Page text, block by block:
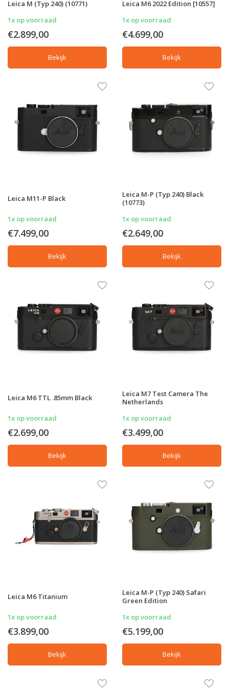
Leica M (Typ 240) (10771)
1x op voorraad
€2.899,00
Bekijk
Leica M6 2022 Edition [10557]
1x op voorraad
€4.699,00
Bekijk
Leica M11-P Black
1x op voorraad
€7.499,00
Bekijk
Leica M-P (Typ 240) Black
(10773)
1x op voorraad
€2.649,00
Bekijk
Leica M6 TTL .85mm Black
1x op voorraad
€2.699,00
Bekijk
Leica M7 Test Camera The
Netherlands
1x op voorraad
€3.499,00
Bekijk
Leica M6 Titanium
1x op voorraad
€3.899,00
Bekijk
Leica M-P (Typ 240) Safari
Green Edition
1x op voorraad
€5.199,00
Bekijk